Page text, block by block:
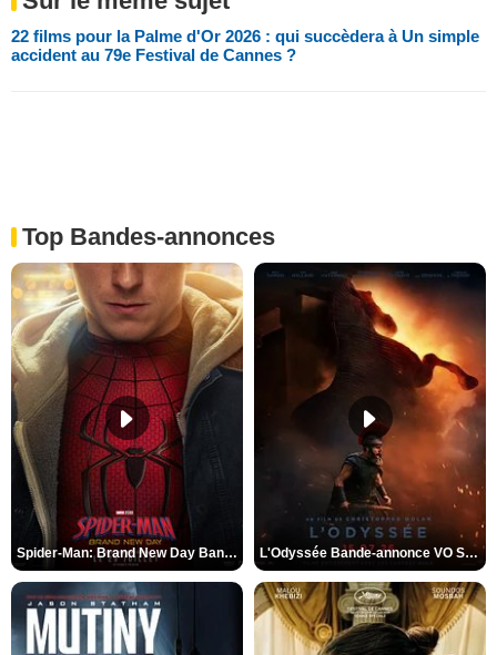
22 films pour la Palme d'Or 2026 : qui succèdera à Un simple
accident au 79e Festival de Cannes ?
Top Bandes-annonces
Spider-Man: Brand New Day Bande-annonce VO STFR L'Odyssée Bande-annonce VO STFR